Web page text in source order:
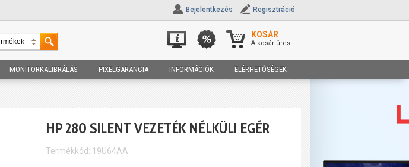
Bejelentkezés Regisztráció
KOSÁR
A kosár üres.
MONITORKALIBRÁLÁS PIXELGARANCIA INFORMÁCIÓK ELÉRHETŐSÉGEK
HP 280 SILENT VEZETÉK NÉLKÜLI EGÉR
Termékkód: 19U64AA